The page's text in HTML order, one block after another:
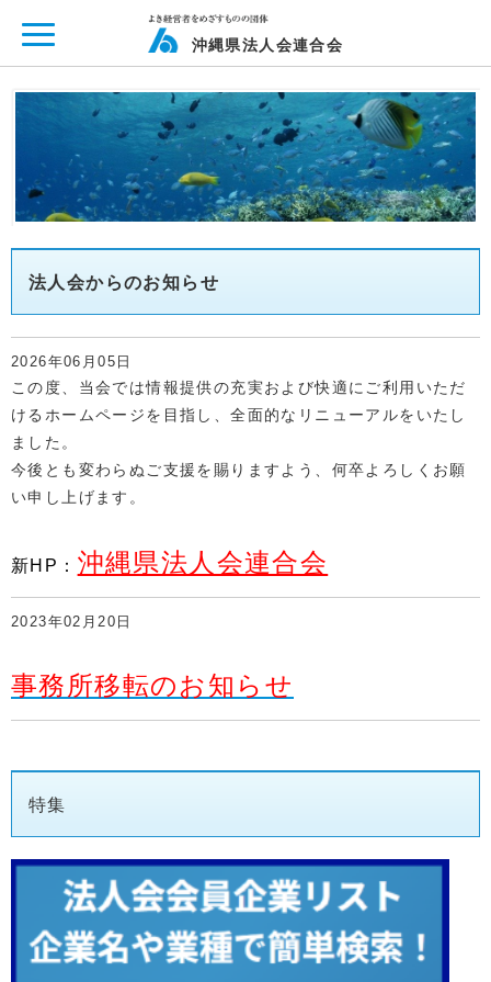
沖縄県法人会連合会
法人会からのお知らせ
2026年06月05日
この度、当会では情報提供の充実および快適にご利用いただ
けるホームページを目指し、全面的なリニューアルをいたし
ました。
今後とも変わらぬご支援を賜りますよう、何卒よろしくお願
い申し上げます。
新HP： 沖縄県法人会連合会
2023年02月20日
事務所移転のお知らせ
特集